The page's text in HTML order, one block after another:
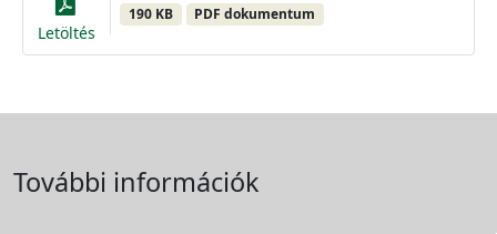
Letöltés
190 KB PDF dokumentum
További információk